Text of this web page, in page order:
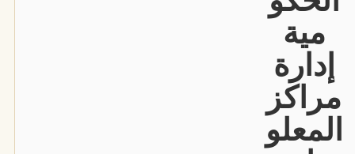
مية
إدارة
مراكز
المعلو